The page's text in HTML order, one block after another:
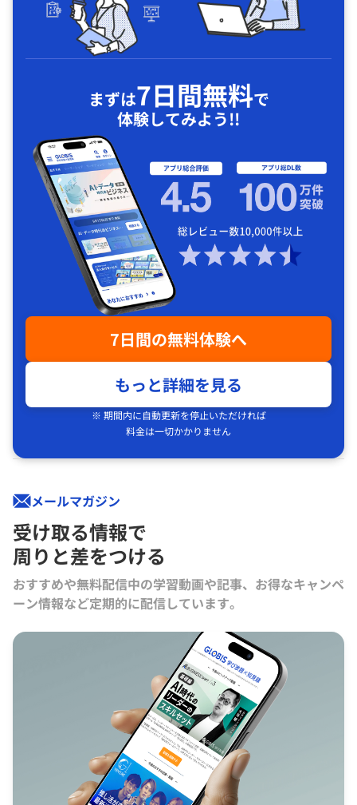
まずは7日間無料で
体験してみよう!!
7日間の無料体験へ
もっと詳細を見る
※ 期間内に自動更新を停止いただければ
料金は一切かかりません
メールマガジン
受け取る情報で
周りと差をつける
おすすめや無料配信中の学習動画や記事、お得なキャンペ
ーン情報など定期的に配信しています。